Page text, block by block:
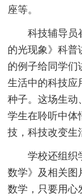
座等。
科技辅导员
的光现象》科普
的例子给同学们
生活中的科技应
种子。这场生动
学生在聆听中体
技，科技改变生
学校还组织
数学》及相关图
数学，只要用心